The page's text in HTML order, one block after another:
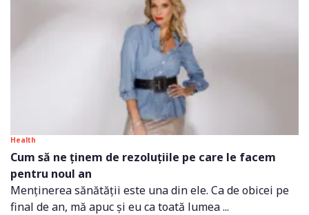
Health
Cum să ne ținem de rezoluțiile pe care le facem
pentru noul an
Menținerea sănătății este una din ele. Ca de obicei pe
final de an, mă apuc și eu ca toată lumea ...